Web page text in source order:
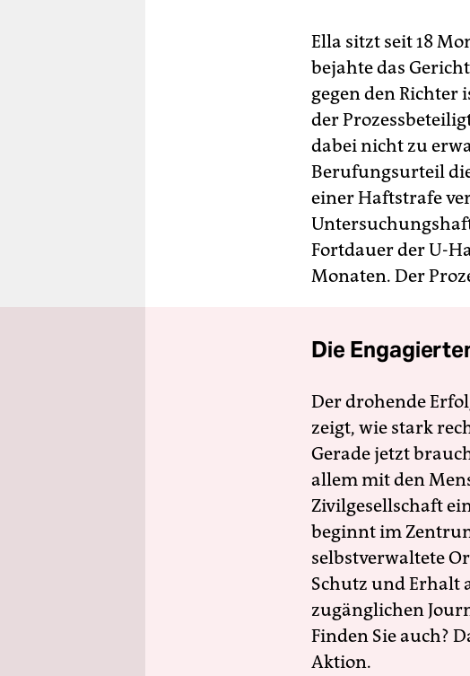
Ella sitzt seit 18
bejahte das
gegen den Richter
der
dabei nicht zu
Berufungsurteil die
einer Haftstrafe
Fortdauer der U-
Monaten. Der
Die
Der drohende
zeigt, wie stark
Gerade jetzt
allem mit den
Zivilgesellschaft
beginnt im
selbstverwaltete
Schutz und Erhalt
zugänglichen
Finden Sie auch?
Aktion.